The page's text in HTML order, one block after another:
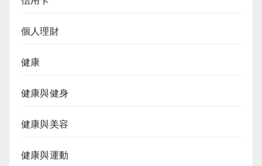
個人理財
健康
健康與健身
健康與美容
健康與運動